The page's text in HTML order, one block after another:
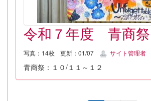
令和７年度 青商祭
写真：14枚 更新：01/07 サイト管理者
青商祭：１０/１１～１２